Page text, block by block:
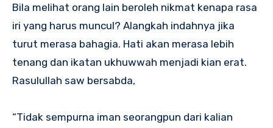
Bila melihat orang lain beroleh nikmat kenapa rasa
iri yang harus muncul? Alangkah indahnya jika
turut merasa bahagia. Hati akan merasa lebih
tenang dan ikatan ukhuwwah menjadi kian erat.
Rasulullah saw bersabda,
“Tidak sempurna iman seorangpun dari kalian